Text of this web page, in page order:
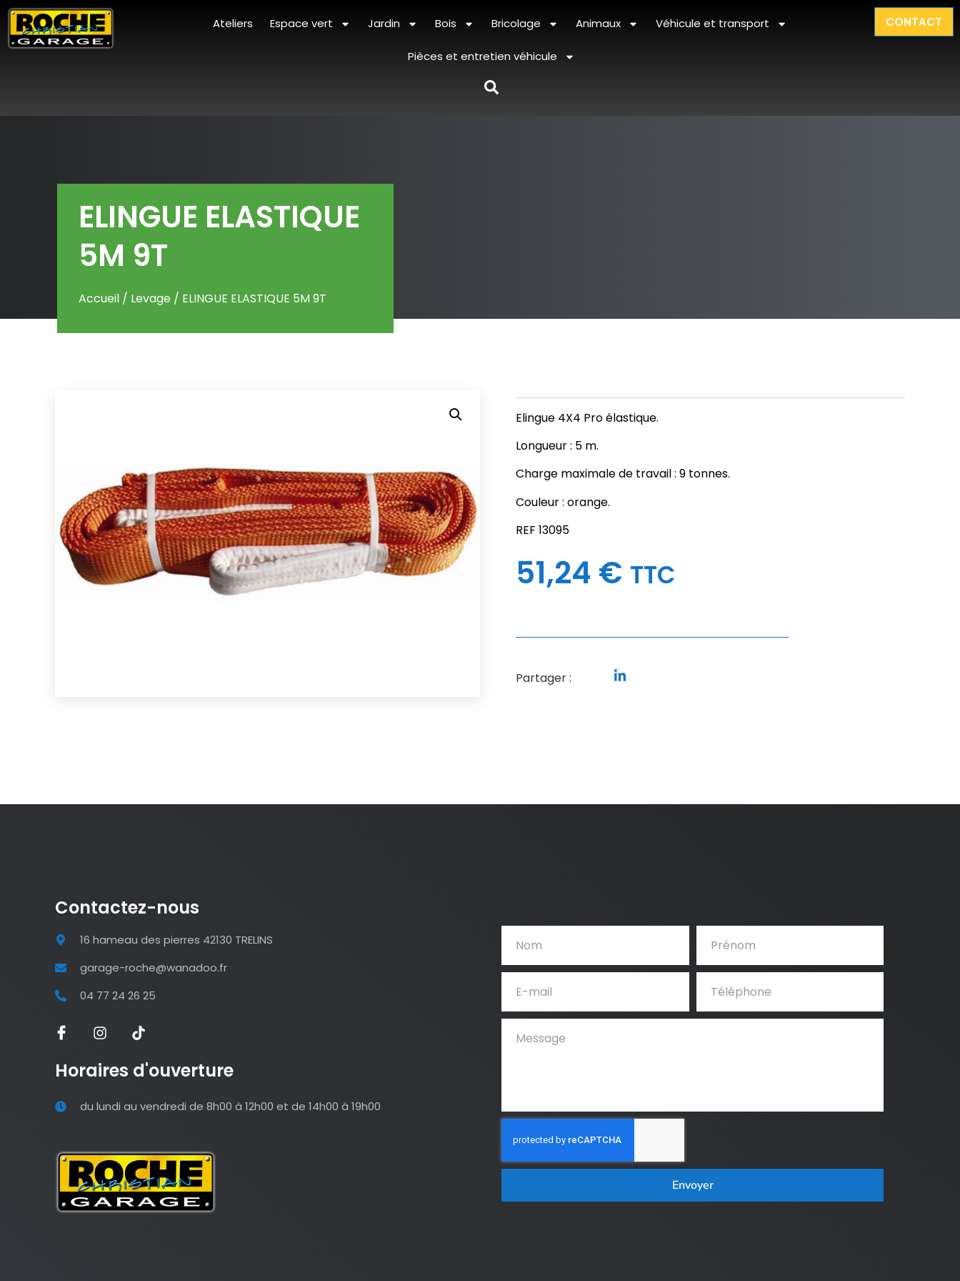
Ateliers Espace vert Jardin Bois Bricolage Animaux Véhicule et transport
Pièces et entretien véhicule
CONTACT
ELINGUE ELASTIQUE
5M 9T
Accueil / Levage / ELINGUE ELASTIQUE 5M 9T
Elingue 4X4 Pro élastique.
Longueur : 5 m.
Charge maximale de travail : 9 tonnes.
Couleur : orange.
REF 13095
51,24 € TTC
Partager :
Contactez-nous
16 hameau des pierres 42130 TRELINS
garage-roche@wanadoo.fr
04 77 24 26 25
Horaires d'ouverture
du lundi au vendredi de 8h00 à 12h00 et de 14h00 à 19h00
Envoyer